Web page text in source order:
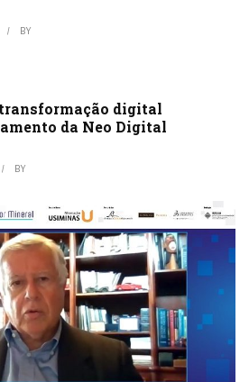
BY
digital
da Neo Digital
BY